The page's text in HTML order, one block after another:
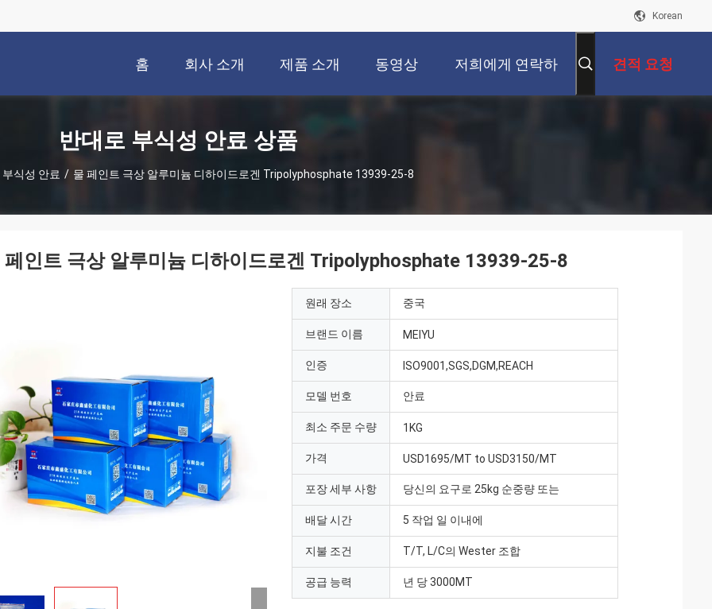
Korean
홈 회사 소개 제품 소개 동영상 저희에게 연락하 견적 요청
반대로 부식성 안료 상품
식성 안료 / 물 페인트 극상 알루미늄 디하이드로겐 Tripolyphosphate 13939-25-8
페인트 극상 알루미늄 디하이드로겐 Tripolyphosphate 13939-25-8
원래 장소 중국
브랜드 이름 MEIYU
인증 ISO9001,SGS,DGM,REACH
모델 번호 안료
최소 주문 수량 1KG
가격 USD1695/MT to USD3150/MT
포장 세부 사항 당신의 요구로 25kg 순중량 또는
배달 시간 5 작업 일 이내에
지불 조건 T/T, L/C의 Wester 조합
공급 능력 년 당 3000MT